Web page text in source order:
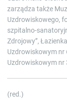
zarządza także
Uzdrowiskowego,
szpitalno-
Zdrojowy”,
Uzdrowiskowym nr
Uzdrowiskowym nr
(red.)